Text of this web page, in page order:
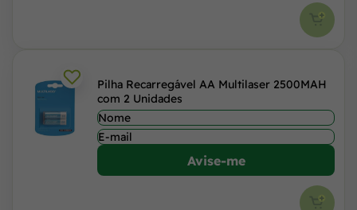
Pilha Recarregável AA Multilaser 2500MAH
com 2 Unidades
Avise-me